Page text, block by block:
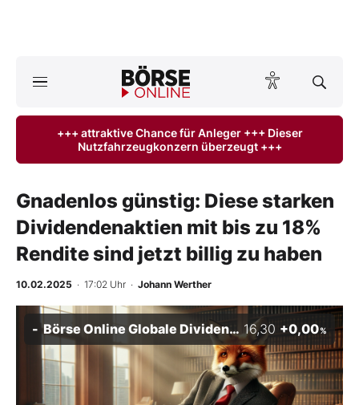
ktuelle Ausgabe BÖRSE ONLINE lesen
Finanz-Check
BO-Musterdepots
Experten
Mein B:O
+++ attraktive Chance für Anleger +++ Dieser
Nutzfahrzeugkonzern überzeugt +++
Gnadenlos günstig: Diese starken
Dividendenaktien mit bis zu 18%
Rendite sind jetzt billig zu haben
10.02.2025 · 17:02 Uhr · Johann Werther
Börse Online Globale Dividenden-Stars Index 16,30 +0,00%